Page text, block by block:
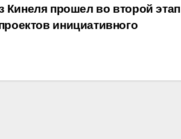
Кинеля прошел во второй этап
инициативного